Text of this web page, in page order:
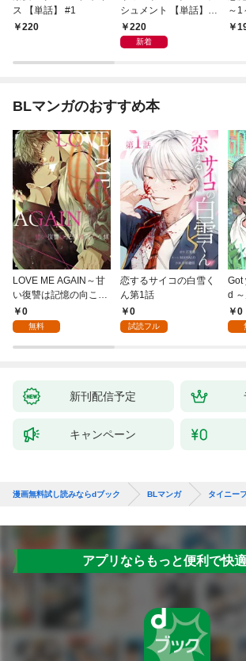
ス 【単話】 #1
220
シュメント 【単話】
第1話
220
新着
～1
BLマンガのおすすめ本
LOVE ME AGAIN～甘
い復讐は記憶の向こう
側～(1)
0
無料
恋するサイコの白雪く
ん第1話
0
試読フル
Got
d
ブ～
0
新刊配信予定
キャンペーン
漫画無料試し読みならdブック BLマンガ タイニー
アプリならもっと便利で快適